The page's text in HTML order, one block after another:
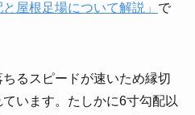
屋根足場について解説」 で
るスピードが速いため縁切
います。たしかに6寸勾配以